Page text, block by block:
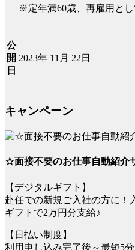
※定年満60歳、再雇用と
公
開
日
2023年 11月 22日
キャンペーン
☆面接不要のお仕事自動紹介
【デジタルギフト】
赴任での新規ご入社の方に！
ギフトで2万円分支給♪
【日払い制度】
利用申し込み完了後～最短5